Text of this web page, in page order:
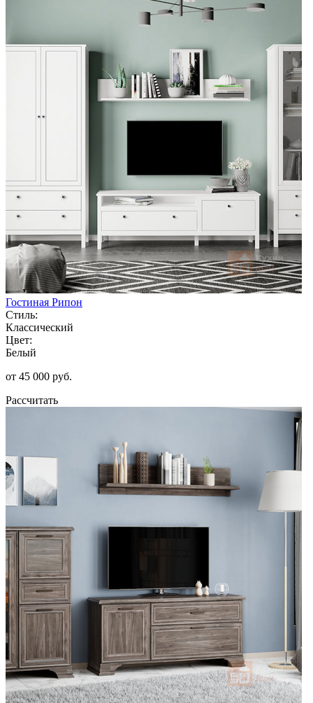
Гостиная Рипон
Стиль:
Классический
Цвет:
Белый
от 45 000 руб.
Рассчитать